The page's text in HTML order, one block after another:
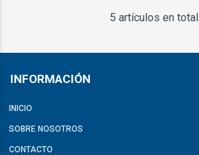
5 artículos en total
INFORMACIÓN
INICIO
SOBRE NOSOTROS
CONTACTO